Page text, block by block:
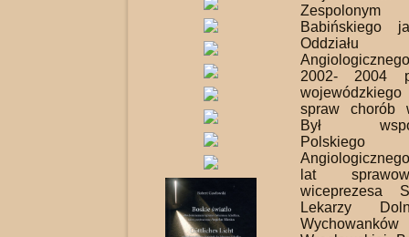
Babińskiego
Oddziału
2002- 2004
spraw chorób
Był
Polskiego
lat
wiceprezesa
Lekarzy